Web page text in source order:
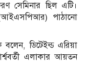
সেমিনার ছিল এটি।
(আইএসপিআর) পাঠানো
বলেন, ডিটেইল্ড এরিয়া
এলাকার আয়তন